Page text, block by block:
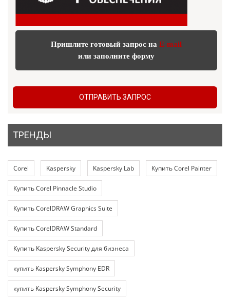
Пришлите готовый запрос на E-mail
или заполните форму
ОТПРАВИТЬ ЗАПРОС
ТРЕНДЫ
Corel Kaspersky Kaspersky Lab Купить Corel Painter
Купить Corel Pinnacle Studio
Купить CorelDRAW Graphics Suite
Купить CorelDRAW Standard
Купить Kaspersky Security для бизнеса
купить Kaspersky Symphony EDR
купить Kaspersky Symphony Security